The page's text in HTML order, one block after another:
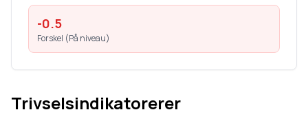
-0.5
Forskel (På niveau)
Trivselsindikatorerer